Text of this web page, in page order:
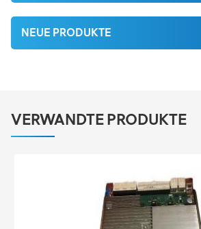
NEUE PRODUKTE
VERWANDTE PRODUKTE